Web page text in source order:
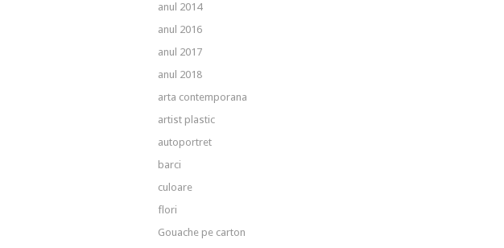
anul 2014
anul 2016
anul 2017
anul 2018
arta contemporana
artist plastic
autoportret
barci
culoare
flori
Gouache pe carton